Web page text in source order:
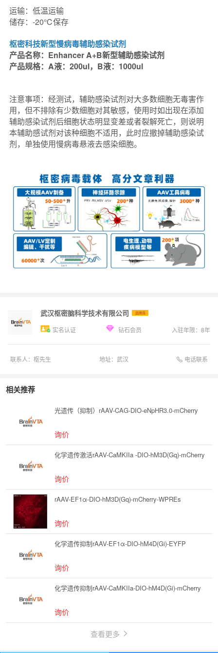
运输：低温运输
储存：-20℃保存
枢密科技新型慢病毒辅助感染试剂
产品名称：Enhancer A+B新型辅助感染试剂
产品规格：A液：200ul，B液：1000ul
注意事项：经测试，辅助感染试剂对大多数细胞无毒害作
用，但不排除有少数细胞对其敏感，使用时如出现在添加
辅助感染试剂后细胞状态明显变差或者裂解死亡，则说明
本辅助感试剂对该种细胞不适用，此时应撤掉辅助感染试
剂，单独使用慢病毒悬液去感染细胞。
武汉枢密脑科学技术有限公司 品牌商
实名认证 钻石会员 入驻年限： 8年
联系人： 枢先生 地址： 武汉 电话联系
相关推荐
光遗传（抑制）rAAV-CAG-DIO-eNpHR3.0-mCherry
询价
化学遗传激活rAAV-CaMKIIa -DIO-hM3D(Gq)-mCherry
询价
rAAV-EF1α-DIO-hM3D(Gq)-mCherry-WPREs
询价
化学遗传抑制rAAV-EF1α-DIO-hM4D(Gi)-EYFP
询价
化学遗传抑制rAAV-CaMKIIa-DIO-hM4D(Gi)-mCherry
询价
查看更多